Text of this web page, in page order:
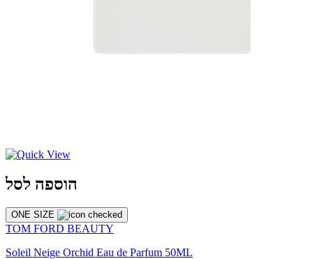
הוספה לסל
ONE SIZE
TOM FORD BEAUTY
Soleil Neige Orchid Eau de Parfum 50ML